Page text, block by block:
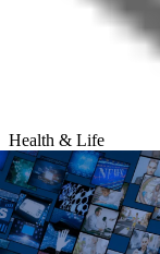
Health & Life